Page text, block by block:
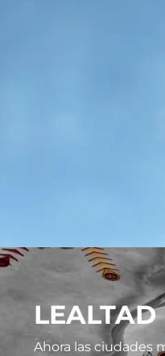
LEALTAD
Ahora las ciudades